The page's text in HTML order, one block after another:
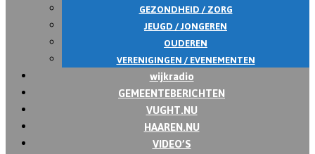
GEZONDHEID / ZORG
JEUGD / JONGEREN
OUDEREN
VERENIGINGEN / EVENEMENTEN
wijkradio
GEMEENTEBERICHTEN
VUGHT.NU
HAAREN.NU
VIDEO’S